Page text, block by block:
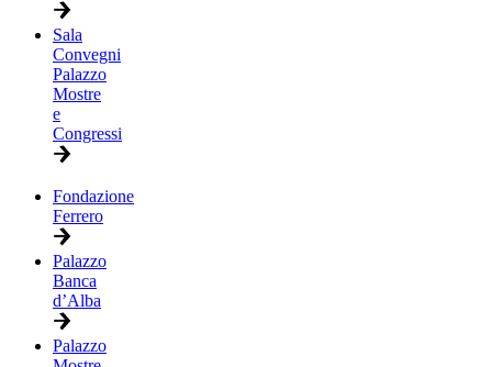
Sala
Convegni
Palazzo
Mostre
e
Congressi
Fondazione
Ferrero
Palazzo
Banca
d’Alba
Palazzo